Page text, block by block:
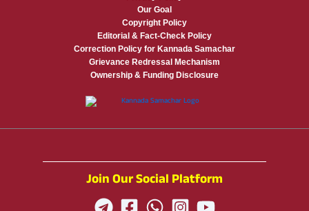
Our Goal
Copyright Policy
Editorial & Fact-Check Policy
Correction Policy for Kannada Samachar
Grievance Redressal Mechanism
Ownership & Funding Disclosure
Join Our Social Platform